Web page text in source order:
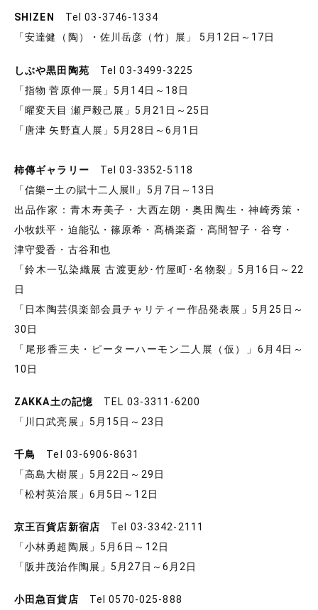
SHIZEN
Tel 03-3746-1334
「安達健（陶）・佐川岳彦（竹）展」 5月12日～17日
しぶや黒田陶苑 Tel 03-3499-3225
「指物 菅原伸一展」5月14日～18日
「曜変天目 瀬戸毅己展」5月21日～25日
「唐津 矢野直人展」5月28日～6月1日
柿傳ギャラリー Tel 03-3352-5118
「信樂―土の賦十二人展Ⅱ」5月7日～13日
出品作家：青木寿美子・大西左朗・奥田陶生・神崎秀策・
小牧鉄平・迫能弘・篠原希・髙橋楽斎・髙間智子・谷穹・
津守愛香・古谷和也
「鈴木一弘染織展 古渡更紗･竹屋町･名物裂」5月16日～22
日
「日本陶芸倶楽部会員チャリティー作品発表展」5月25日～
30日
「尾形香三夫・ピーターハーモン二人展（仮）」6月4日～
10日
ZAKKA土の記憶 TEL 03-3311-6200
「川口武亮展」5月15日～23日
千鳥
Tel 03-6906-8631
「高島大樹展」5月22日～29日
「松村英治展」6月5日～12日
京王百貨店新宿店 Tel 03-3342-2111
「小林勇超陶展」5月6日～12日
「阪井茂治作陶展」5月27日～6月2日
小田急百貨店 Tel 0570-025-888